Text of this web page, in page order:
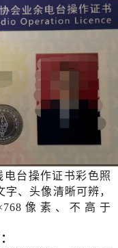
电台操作证书彩色照
、头像清晰可辨，
像素、不高于